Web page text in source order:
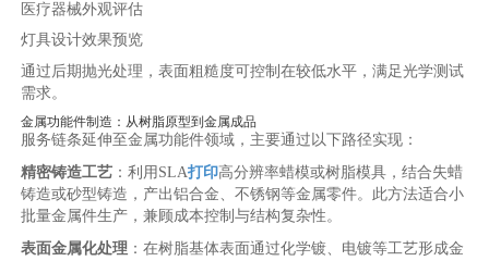
医疗器械外观评估
灯具设计效果预览
通过后期抛光处理，表面粗糙度可控制在较低水平，满足光学测试
需求。
金属功能件制造：从树脂原型到金属成品
服务链条延伸至金属功能件领域，主要通过以下路径实现：
精密铸造工艺 ：利用SLA打印高分辨率蜡模或树脂模具，结合失蜡
铸造或砂型铸造，产出铝合金、不锈钢等金属零件。此方法适合小
批量金属件生产，兼顾成本控制与结构复杂性。
表面金属化处理 ：在树脂基体表面通过化学镀、电镀等工艺形成金